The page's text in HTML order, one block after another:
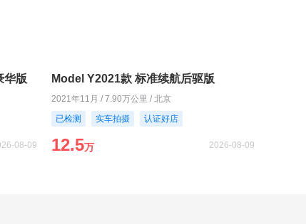
华版
08-09
Model Y2021款 标准续航后驱版
2021年11月 / 7.90万公里 / 北京
已检测
实车拍摄 认证好店
12.5万 2026-08-09